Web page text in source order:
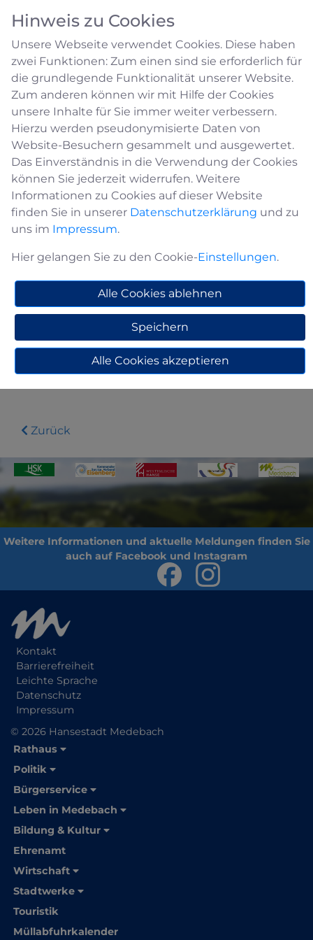
Schützenbruderschaften
und -Vereine
St. Johannes-Schützenbruderschaft
Berge
Adresse
St. Johannes-Schützenbruderschaft Berge
Hans-Dietmar Hillebrand
59964 Medebach-Berge
02982-1214
hillebrand62@gmx.de
Zurück
Kontakt
Barrierefreiheit
Leichte Sprache
Datenschutz
Impressum
© 2026 Hansestadt Medebach
Rathaus
Politik
Bürgerservice
Leben in Medebach
Bildung & Kultur
Ehrenamt
Wirtschaft
Stadtwerke
Touristik
Müllabfuhrkalender
Hinweis zu Cookies
Unsere Webseite verwendet Cookies. Diese haben
zwei Funktionen: Zum einen sind sie erforderlich für
die grundlegende Funktionalität unserer Website.
Zum anderen können wir mit Hilfe der Cookies
unsere Inhalte für Sie immer weiter verbessern.
Hierzu werden pseudonymisierte Daten von
Website-Besuchern gesammelt und ausgewertet.
Das Einverständnis in die Verwendung der Cookies
können Sie jederzeit widerrufen. Weitere
Informationen zu Cookies auf dieser Website
finden Sie in unserer Datenschutzerklärung und zu
uns im Impressum.
Hier gelangen Sie zu den Cookie-Einstellungen.
Alle Cookies ablehnen
Speichern
Alle Cookies akzeptieren